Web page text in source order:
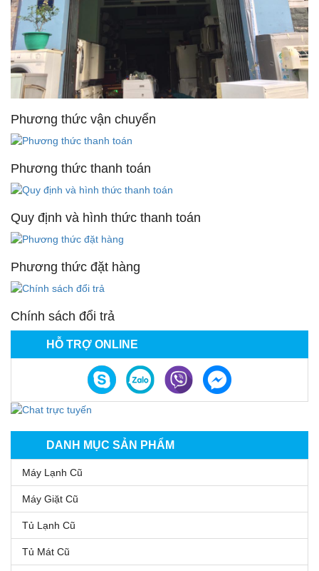
HỖ TRỢ ONLINE
DANH MỤC SẢN PHẨM
Máy Lạnh Cũ
Máy Giặt Cũ
Tủ Lạnh Cũ
Tủ Mát Cũ
Phương thức vận chuyển
Phương thức thanh toán
Quy định và hình thức thanh toán
Phương thức đặt hàng
Chính sách đổi trả